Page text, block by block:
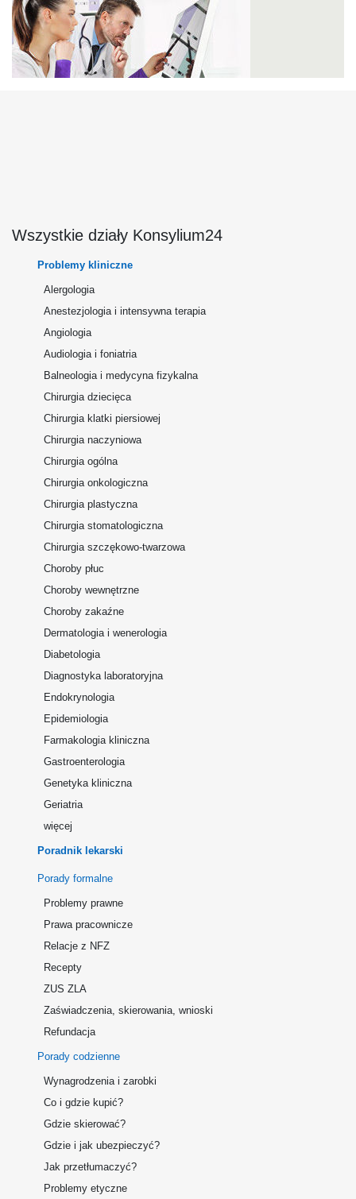
Wszystkie działy Konsylium24
Problemy kliniczne
Alergologia
Anestezjologia i intensywna terapia
Angiologia
Audiologia i foniatria
Balneologia i medycyna fizykalna
Chirurgia dziecięca
Chirurgia klatki piersiowej
Chirurgia naczyniowa
Chirurgia ogólna
Chirurgia onkologiczna
Chirurgia plastyczna
Chirurgia stomatologiczna
Chirurgia szczękowo-twarzowa
Choroby płuc
Choroby wewnętrzne
Choroby zakaźne
Dermatologia i wenerologia
Diabetologia
Diagnostyka laboratoryjna
Endokrynologia
Epidemiologia
Farmakologia kliniczna
Gastroenterologia
Genetyka kliniczna
Geriatria
więcej
Poradnik lekarski
Porady formalne
Problemy prawne
Prawa pracownicze
Relacje z NFZ
Recepty
ZUS ZLA
Zaświadczenia, skierowania, wnioski
Refundacja
Porady codzienne
Wynagrodzenia i zarobki
Co i gdzie kupić?
Gdzie skierować?
Gdzie i jak ubezpieczyć?
Jak przetłumaczyć?
Problemy etyczne